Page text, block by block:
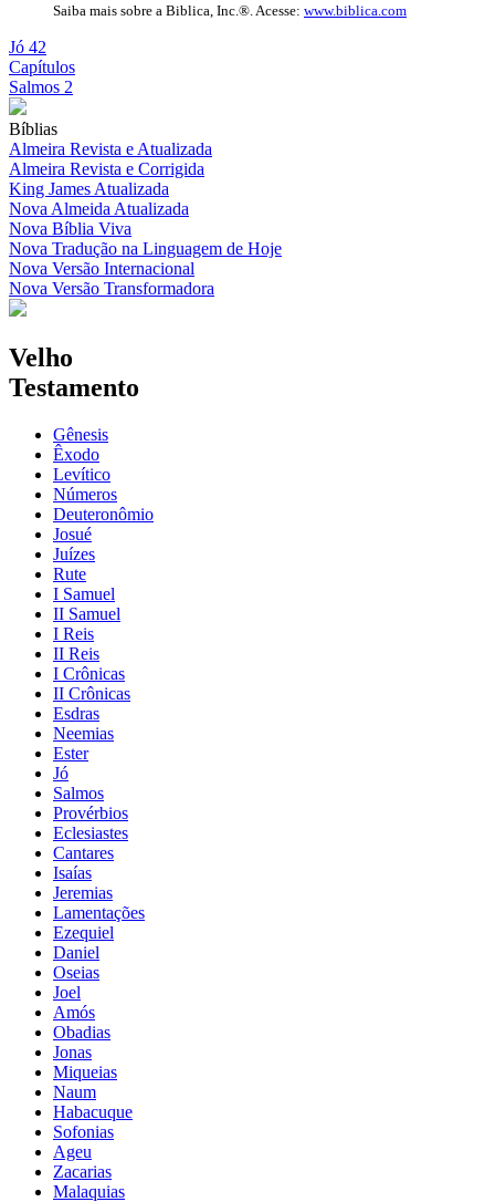
Saiba mais sobre a Biblica, Inc.®. Acesse: www.biblica.com
Jó 42
Capítulos
Salmos 2
Bíblias
Almeira Revista e Atualizada
Almeira Revista e Corrigida
King James Atualizada
Nova Almeida Atualizada
Nova Bíblia Viva
Nova Tradução na Linguagem de Hoje
Nova Versão Internacional
Nova Versão Transformadora
Velho
Testamento
Gênesis
Êxodo
Levítico
Números
Deuteronômio
Josué
Juízes
Rute
I Samuel
II Samuel
I Reis
II Reis
I Crônicas
II Crônicas
Esdras
Neemias
Ester
Jó
Salmos
Provérbios
Eclesiastes
Cantares
Isaías
Jeremias
Lamentações
Ezequiel
Daniel
Oseias
Joel
Amós
Obadias
Jonas
Miqueias
Naum
Habacuque
Sofonias
Ageu
Zacarias
Malaquias